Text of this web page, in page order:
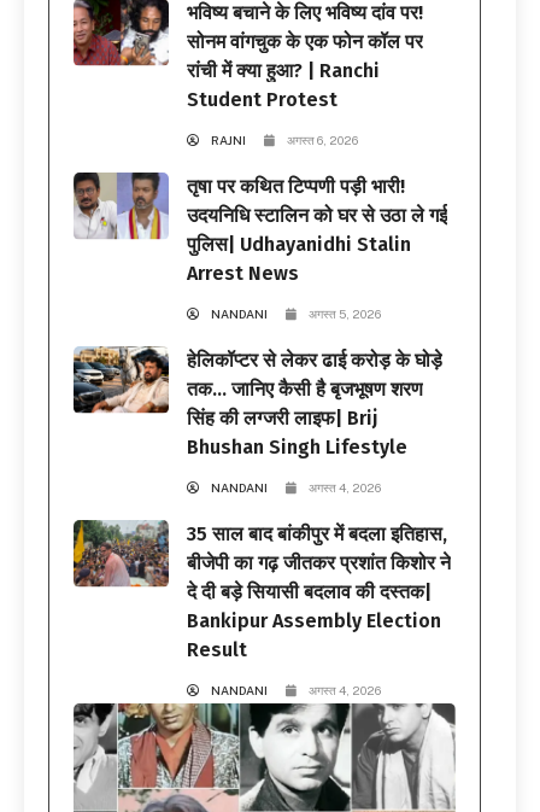
भविष्य बचाने के लिए भविष्य दांव पर!
सोनम वांगचुक के एक फोन कॉल पर
रांची में क्या हुआ? | Ranchi
Student Protest
RAJNI अगस्त 6, 2026
तृषा पर कथित टिप्पणी पड़ी भारी!
उदयनिधि स्टालिन को घर से उठा ले गई
पुलिस| Udhayanidhi Stalin
Arrest News
NANDANI अगस्त 5, 2026
हेलिकॉप्टर से लेकर ढाई करोड़ के घोड़े
तक… जानिए कैसी है बृजभूषण शरण
सिंह की लग्जरी लाइफ| Brij
Bhushan Singh Lifestyle
NANDANI अगस्त 4, 2026
35 साल बाद बांकीपुर में बदला इतिहास,
बीजेपी का गढ़ जीतकर प्रशांत किशोर ने
दे दी बड़े सियासी बदलाव की दस्तक|
Bankipur Assembly Election
Result
NANDANI अगस्त 4, 2026